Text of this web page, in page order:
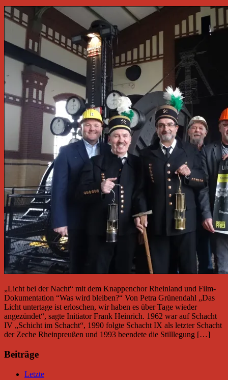
„Licht bei der Nacht“ mit dem Knappenchor Rheinland und Film-
Dokumentation “Was wird bleiben?“ Von Petra Grünendahl „Das
Licht untertage ist erloschen, wir haben es über Tage wieder
angezündet“, sagte Initiator Frank Heinrich. 1962 war auf Schacht
IV „Schicht im Schacht“, 1990 folgte Schacht IX als letzter Schacht
der Zeche Rheinpreußen und 1993 beendete die Stilllegung […]
Beiträge
Letzte